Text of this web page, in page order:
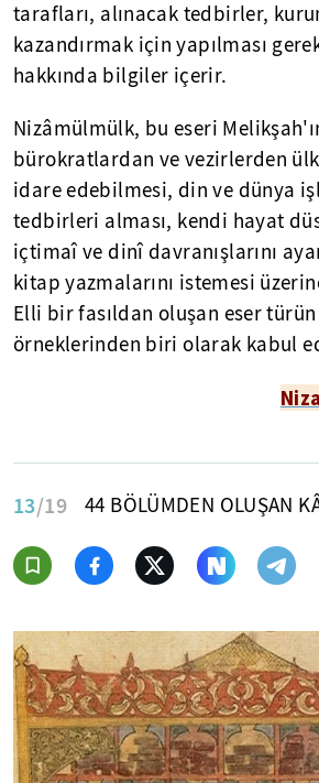
tarafları, alınacak tedbirler,
kazandırmak için yapılması
hakkında bilgiler içerir.
Nizâmülmülk, bu eseri
bürokratlardan ve vezirlerden
idare edebilmesi, din ve dünya
tedbirleri alması, kendi hayat
içtimaî ve dinî davranışlarını
kitap yazmalarını istemesi
Elli bir fasıldan oluşan eser türün
örneklerinden biri olarak kabul
13/19 44 BÖLÜMDEN OLUŞAN